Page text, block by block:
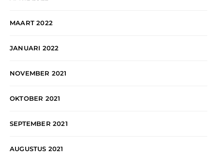
MAART 2022
JANUARI 2022
NOVEMBER 2021
OKTOBER 2021
SEPTEMBER 2021
AUGUSTUS 2021